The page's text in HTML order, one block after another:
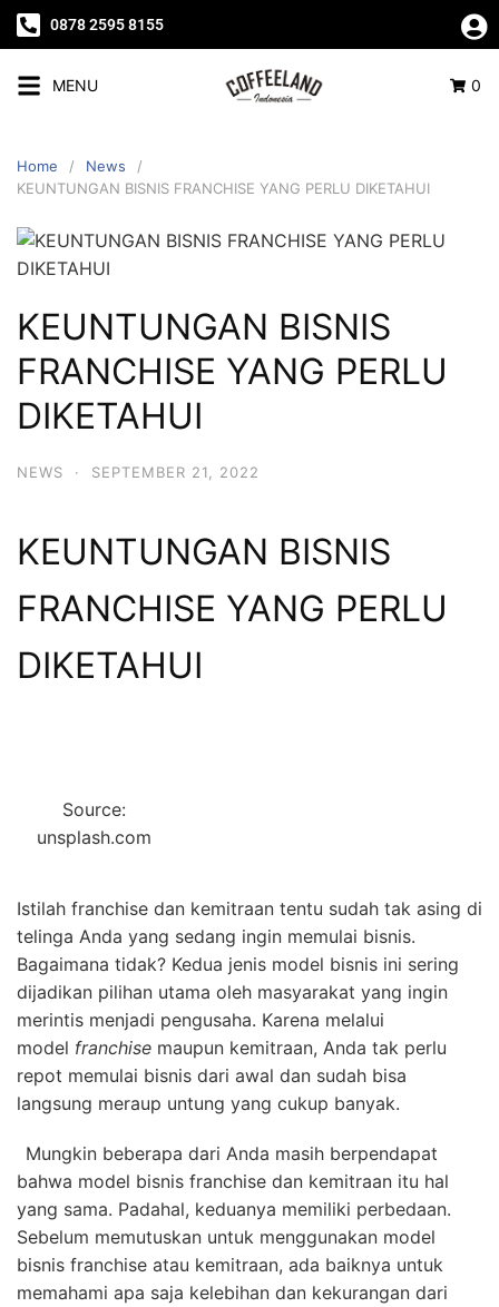
0878 2595 8155
MENU 0
Home
News
KEUNTUNGAN BISNIS FRANCHISE YANG PERLU DIKETAHUI
KEUNTUNGAN BISNIS
FRANCHISE YANG PERLU
DIKETAHUI
NEWS · SEPTEMBER 21, 2022
KEUNTUNGAN BISNIS
FRANCHISE YANG PERLU
DIKETAHUI
Source:
unsplash.com
Istilah franchise dan kemitraan tentu sudah tak asing di
telinga Anda yang sedang ingin memulai bisnis.
Bagaimana tidak? Kedua jenis model bisnis ini sering
dijadikan pilihan utama oleh masyarakat yang ingin
merintis menjadi pengusaha. Karena melalui
model franchise maupun kemitraan, Anda tak perlu
repot memulai bisnis dari awal dan sudah bisa
langsung meraup untung yang cukup banyak.
Mungkin beberapa dari Anda masih berpendapat
bahwa model bisnis franchise dan kemitraan itu hal
yang sama. Padahal, keduanya memiliki perbedaan.
Sebelum memutuskan untuk menggunakan model
bisnis franchise atau kemitraan, ada baiknya untuk
memahami apa saja kelebihan dan kekurangan dari